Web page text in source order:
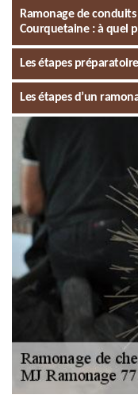
Ramonage de
Courquetaine : à quel
Les étapes
Les étapes d’un